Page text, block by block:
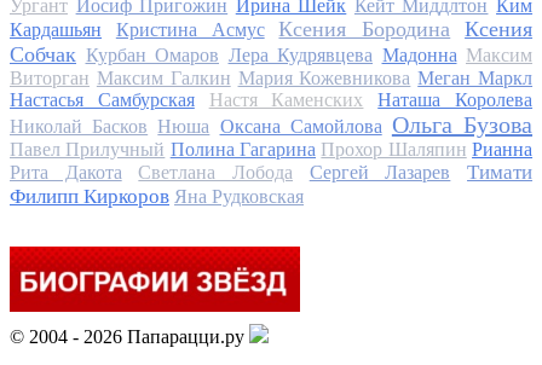
Ургант Иосиф Пригожин Ирина Шейк Кейт Миддлтон Ким
Кардашьян
Кристина Асмус Ксения Бородина
Ксения
Собчак Курбан Омаров Лера Кудрявцева Мадонна Максим
Виторган Максим Галкин Мария Кожевникова Меган Маркл
Настасья Самбурская
Настя Каменских
Наташа Королева
Николай Басков Нюша Оксана Самойлова Ольга Бузова
Павел Прилучный Полина Гагарина Прохор Шаляпин Рианна
Рита Дакота
Светлана Лобода Сергей Лазарев
Тимати
Филипп Киркоров Яна Рудковская
© 2004 - 2026 Папарацци.ру